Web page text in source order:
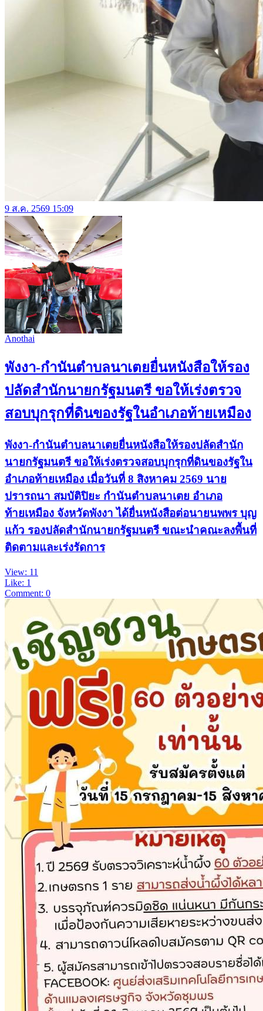
9 ส.ค. 2569 15:09
Anothai
พังงา-กำนันตำบลนาเตยยื่นหนังสือให้รอง
ปลัดสำนักนายกรัฐมนตรี ขอให้เร่งตรวจ
สอบบุกรุกที่ดินของรัฐในอำเภอท้ายเหมือง
พังงา-กำนันตำบลนาเตยยื่นหนังสือให้รองปลัดสำนัก
นายกรัฐมนตรี ขอให้เร่งตรวจสอบบุกรุกที่ดินของรัฐใน
อำเภอท้ายเหมือง เมื่อวันที่ 8 สิงหาคม 2569 นาย
ปรารถนา สมบัติปิยะ กำนันตำบลนาเตย อำเภอ
ท้ายเหมือง จังหวัดพังงา ได้ยื่นหนังสือต่อนายนพพร บุญ
แก้ว รองปลัดสำนักนายกรัฐมนตรี ขณะนำคณะลงพื้นที่
ติดตามและเร่งรัดการ
View: 11
Like: 1
Comment: 0